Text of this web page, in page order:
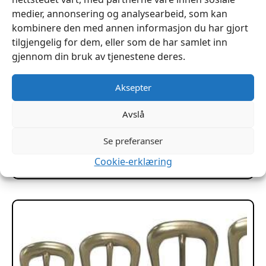
medier, annonsering og analysearbeid, som kan
kombinere den med annen informasjon du har gjort
tilgjengelig for dem, eller som de har samlet inn
gjennom din bruk av tjenestene deres.
Aksepter
Avslå
Se preferanser
Cookie-erklæring
Narvsverte Tan 1/4 liter ROC
Legg I Handlekurv